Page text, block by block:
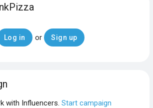
Log in or Sign up
with Influencers. Start campaign